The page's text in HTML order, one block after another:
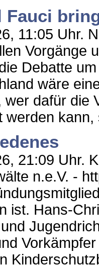
Fauci
11:05 Uhr.
Vorgänge
Debatte
wäre
wer dafür die
werden
21:09 Uhr.
n.e.V. -
ist. Hans-